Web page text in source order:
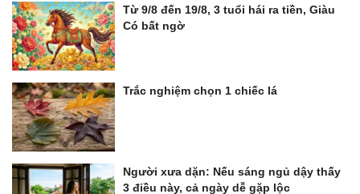
Từ 9/8 đến 19/8, 3 tuổi hái ra tiền, Giàu
Có bất ngờ
Trắc nghiệm chọn 1 chiếc lá
Người xưa dặn: Nếu sáng ngủ dậy thấy
3 điều này, cả ngày dễ gặp lộc